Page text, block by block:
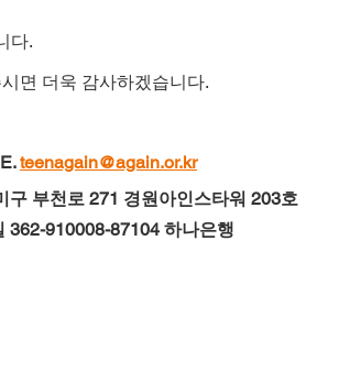
다.
면 더욱 감사하겠습니다.
teenagain@again.or.kr
구 부천로 271 경원아인스타워 203호
362-910008-87104 하나은행